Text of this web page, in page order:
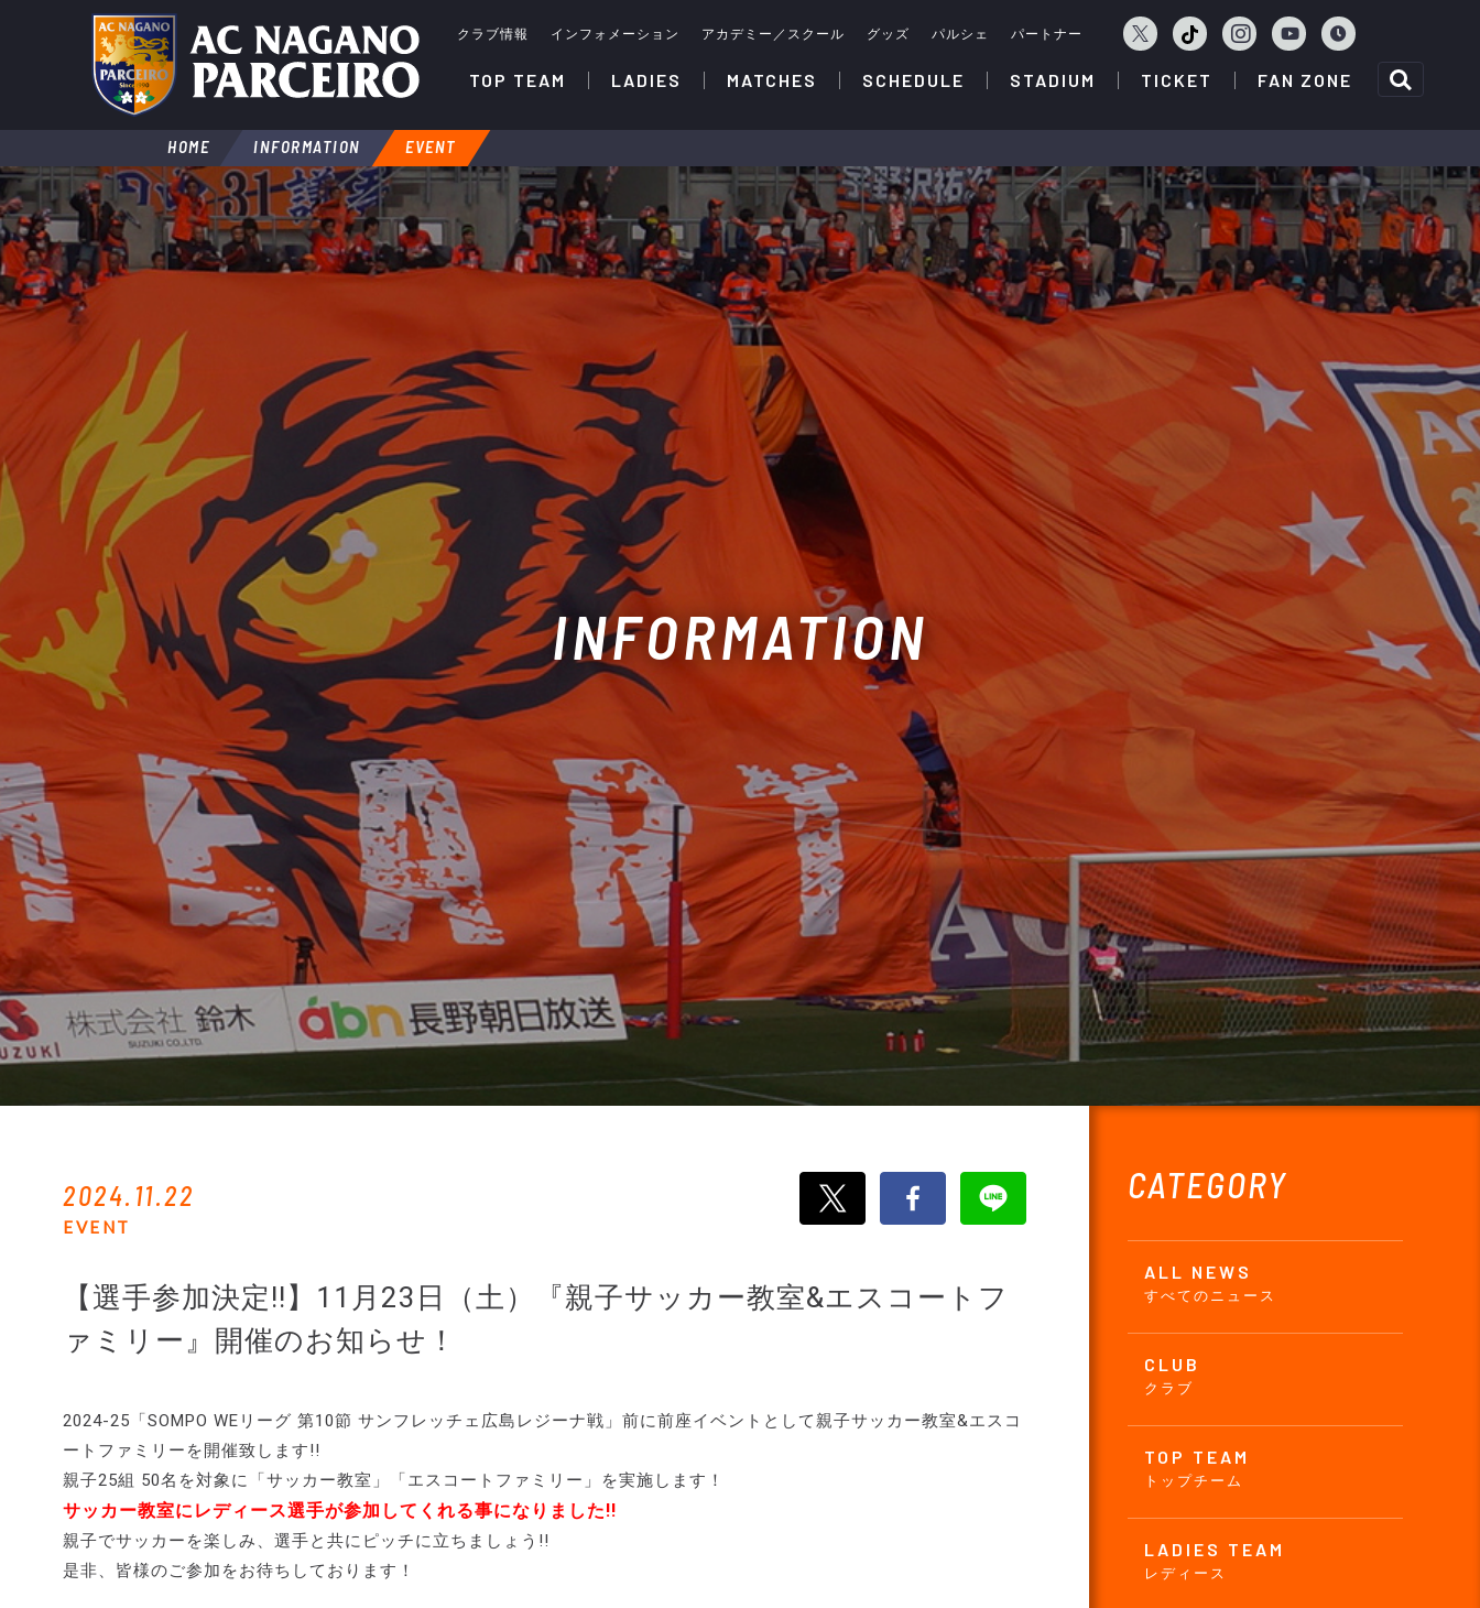
クラブ情報 インフォメーション アカデミー／スクール グッズ パルシェ パートナー
TOP TEAM LADIES MATCHES SCHEDULE STADIUM TICKET FAN ZONE
HOME INFORMATION EVENT
INFORMATION
CATEGORY
ALL NEWS
すべてのニュース
CLUB
クラブ
TOP TEAM
トップチーム
LADIES TEAM
レディース
2024.11.22
EVENT
【選手参加決定!!】11月23日（土）『親子サッカー教室&エスコートフ
ァミリー』開催のお知らせ！
2024-25「SOMPO WEリーグ 第10節 サンフレッチェ広島レジーナ戦」前に前座イベントとして親子サッカー教室&エスコ
ートファミリーを開催致します!!
親子25組 50名を対象に「サッカー教室」「エスコートファミリー」を実施します！
サッカー教室にレディース選手が参加してくれる事になりました!!
親子でサッカーを楽しみ、選手と共にピッチに立ちましょう!!
是非、皆様のご参加をお待ちしております！